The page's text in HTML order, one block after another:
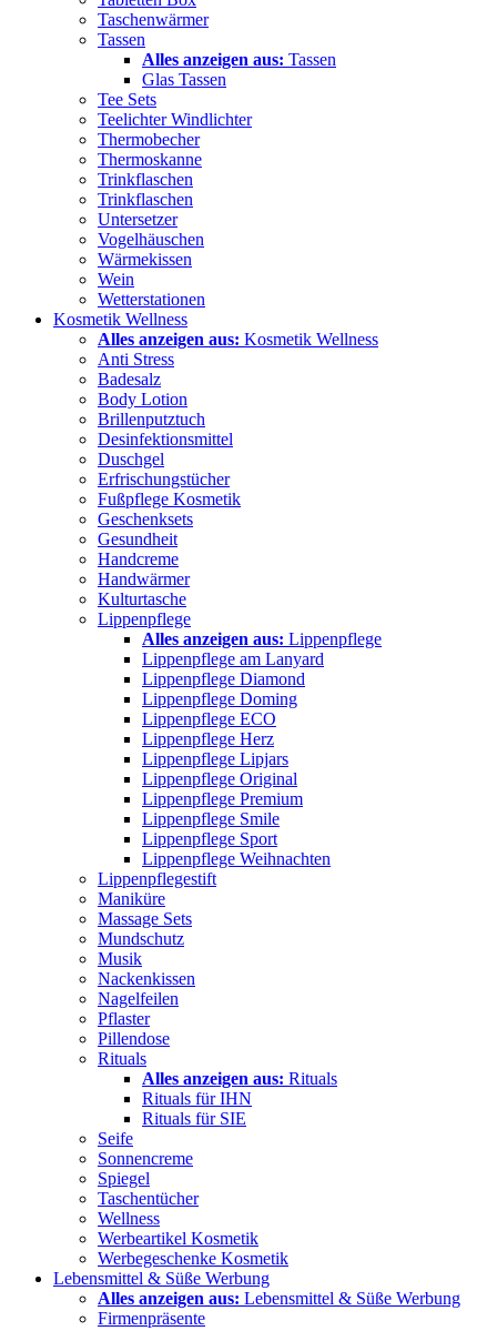
Taschenwärmer
Tassen
Alles anzeigen aus: Tassen
Glas Tassen
Tee Sets
Teelichter Windlichter
Thermobecher
Thermoskanne
Trinkflaschen
Trinkflaschen
Untersetzer
Vogelhäuschen
Wärmekissen
Wein
Wetterstationen
Kosmetik Wellness
Alles anzeigen aus: Kosmetik Wellness
Anti Stress
Badesalz
Body Lotion
Brillenputztuch
Desinfektionsmittel
Duschgel
Erfrischungstücher
Fußpflege Kosmetik
Geschenksets
Gesundheit
Handcreme
Handwärmer
Kulturtasche
Lippenpflege
Alles anzeigen aus: Lippenpflege
Lippenpflege am Lanyard
Lippenpflege Diamond
Lippenpflege Doming
Lippenpflege ECO
Lippenpflege Herz
Lippenpflege Lipjars
Lippenpflege Original
Lippenpflege Premium
Lippenpflege Smile
Lippenpflege Sport
Lippenpflege Weihnachten
Lippenpflegestift
Maniküre
Massage Sets
Mundschutz
Musik
Nackenkissen
Nagelfeilen
Pflaster
Pillendose
Rituals
Alles anzeigen aus: Rituals
Rituals für IHN
Rituals für SIE
Seife
Sonnencreme
Spiegel
Taschentücher
Wellness
Werbeartikel Kosmetik
Werbegeschenke Kosmetik
Lebensmittel & Süße Werbung
Alles anzeigen aus: Lebensmittel & Süße Werbung
Firmenpräsente